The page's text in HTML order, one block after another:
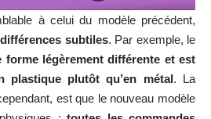
à celui du modèle précédent,
subtiles. Par exemple, le
forme légèrement différente et est
plastique plutôt qu’en métal. La
est que le nouveau modèle